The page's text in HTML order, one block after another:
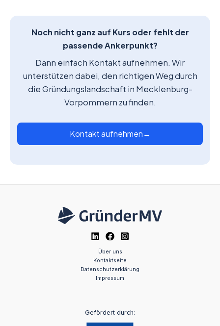
Noch nicht ganz auf Kurs oder fehlt der
passende Ankerpunkt?
Dann einfach Kontakt aufnehmen. Wir
unterstützen dabei, den richtigen Weg durch
die Gründungslandschaft in Mecklenburg-
Vorpommern zu finden.
Kontakt aufnehmen→
Über uns
Kontaktseite
Datenschutzerklärung
Impressum
Gefördert durch: